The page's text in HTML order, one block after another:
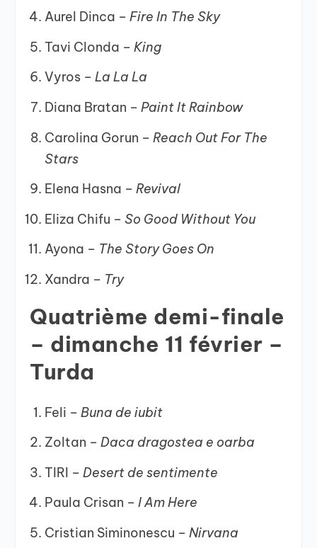
Aurel Dinca – Fire In The Sky
Tavi Clonda – King
Vyros – La La La
Diana Bratan – Paint It Rainbow
Carolina Gorun – Reach Out For The
Stars
Elena Hasna – Revival
Eliza Chifu – So Good Without You
Ayona – The Story Goes On
Xandra – Try
Quatrième demi-finale
– dimanche 11 février –
Turda
Feli – Buna de iubit
Zoltan – Daca dragostea e oarba
TIRI – Desert de sentimente
Paula Crisan – I Am Here
Cristian Siminonescu – Nirvana